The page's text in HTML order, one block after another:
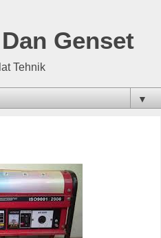
Genset
Tehnik
▼